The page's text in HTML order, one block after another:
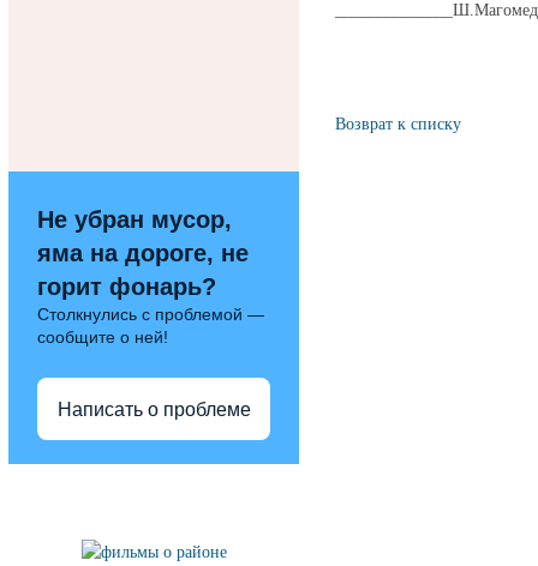
Не убран мусор,
яма на дороге, не
горит фонарь?
Столкнулись с проблемой —
сообщите о ней!
Написать о проблеме
Возврат к списку